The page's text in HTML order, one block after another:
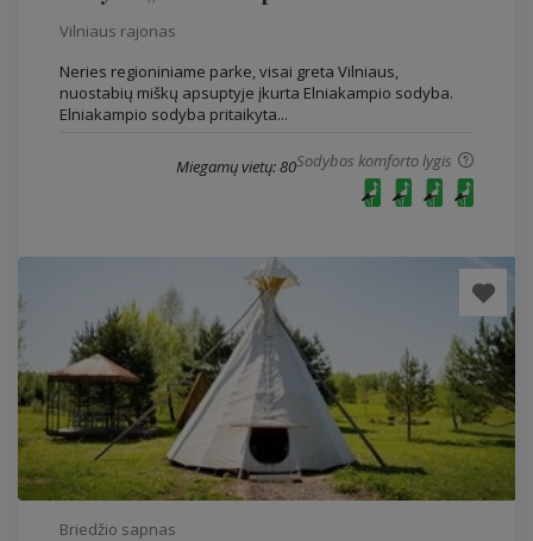
Vilniaus rajonas
Neries regioniniame parke, visai greta Vilniaus,
nuostabių miškų apsuptyje įkurta Elniakampio sodyba.
Elniakampio sodyba pritaikyta...
Sodybos komforto lygis
Miegamų vietų: 80
Briedžio sapnas